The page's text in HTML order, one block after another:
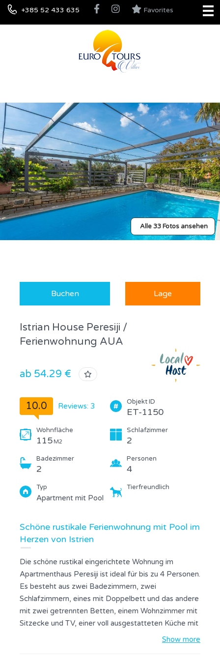
+385 52 433 635 Favorites
Alle 33 Fotos ansehen
Buchen Lage
Istrian House Peresiji /
Ferienwohnung AUA
ab 54.29 €
10.0 Reviews: 3 Objekt ID
ET-1150
Wohnfläche
115 M2
Schlafzimmer
2
Badezimmer
2
Personen
4
Typ
Apartment mit Pool
Tierfreundlich
Schöne rustikale Ferienwohnung mit Pool im
Herzen von Istrien
Die schöne rustikal eingerichtete Wohnung im
Apartmenthaus Peresiji ist ideal für bis zu 4 Personen.
Es besteht aus zwei Badezimmern, zwei
Schlafzimmern, eines mit Doppelbett und das andere
mit zwei getrennten Betten, einem Wohnzimmer mit
Sitzecke und TV, einer voll ausgestatteten Küche mit
Holzkamin, Gefrierschrank und Kühlschrank, Herd und
Show more